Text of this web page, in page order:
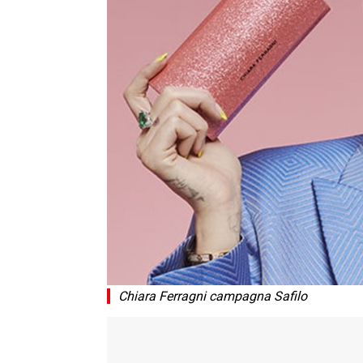
Chiara Ferragni campagna Safilo